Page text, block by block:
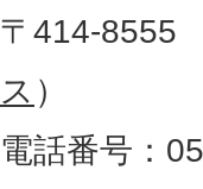
地
図
。
静
所
〒414-8555
ス ）
電話番号：